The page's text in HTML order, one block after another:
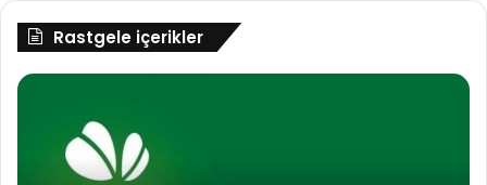
Rastgele içerikler
Garanti